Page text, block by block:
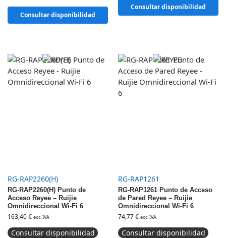
Consultar disponibilidad
Consultar disponibilidad
RG-RAP2260(H)
RG-RAP2260(H) Punto de
Acceso Reyee – Ruijie
Omnidireccional Wi-Fi 6
163,40€ exc. IVA
Consultar disponibilidad
RG-RAP1261
RG-RAP1261 Punto de Acceso
de Pared Reyee – Ruijie
Omnidireccional Wi-Fi 6
74,77€ exc. IVA
Consultar disponibilidad